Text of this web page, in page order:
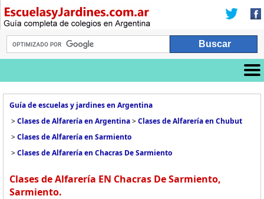
Guía de escuelas y jardines en Argentina
>Clases de Alfarería en Argentina>Clases de Alfarería en Chubut
>Clases de Alfarería en Sarmiento
>Clases de Alfarería en Chacras De Sarmiento
Clases de Alfarería EN Chacras De Sarmiento,
Sarmiento.